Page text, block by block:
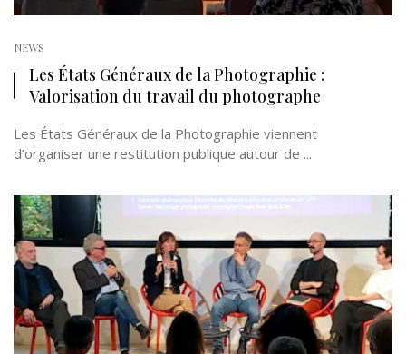
NEWS
Les États Généraux de la Photographie :
Valorisation du travail du photographe
Les États Généraux de la Photographie viennent
d’organiser une restitution publique autour de ...